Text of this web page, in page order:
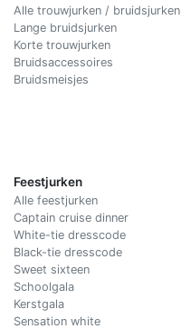
Alle trouwjurken / bruidsjurken
Lange bruidsjurken
Korte trouwjurken
Bruidsaccessoires
Bruidsmeisjes
Feestjurken
Alle feestjurken
Captain cruise dinner
White-tie dresscode
Black-tie dresscode
Sweet sixteen
Schoolgala
Kerstgala
Sensation white